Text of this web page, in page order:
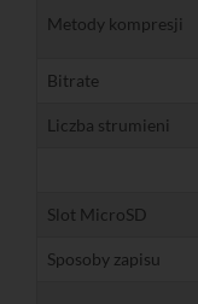
Metody kompresji
Bitrate
Liczba strumieni
Slot MicroSD
Sposoby zapisu